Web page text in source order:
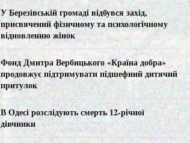
C
H
У Березівській громаді відбувся захід,
присвячений фізичному та психологічному
відновленню жінок
Фонд Дмитра Вербицького «Країна добра»
продовжує підтримувати підшефний дитячий
притулок
В Одесі розслідують смерть 12-річної
дівчинки